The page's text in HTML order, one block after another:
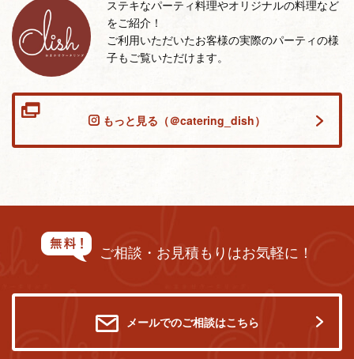
ステキなパーティ料理やオリジナルの料理など
をご紹介！
ご利用いただいたお客様の実際のパーティの様
子もご覧いただけます。
もっと見る（＠catering_dish）
ご相談・お見積もりはお気軽に！
メールでのご相談はこちら